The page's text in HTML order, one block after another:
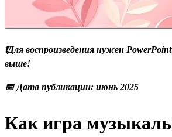
❗Для воспроизведения нужен
выше!
📅 Дата публикации: июнь 2025
Как игра